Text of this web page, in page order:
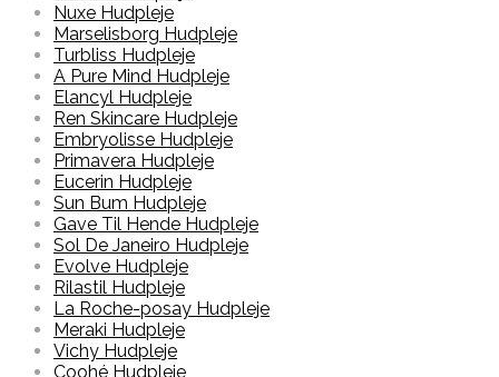
Nuxe Hudpleje
Marselisborg Hudpleje
Turbliss Hudpleje
A Pure Mind Hudpleje
Elancyl Hudpleje
Ren Skincare Hudpleje
Embryolisse Hudpleje
Primavera Hudpleje
Eucerin Hudpleje
Sun Bum Hudpleje
Gave Til Hende Hudpleje
Sol De Janeiro Hudpleje
Evolve Hudpleje
Rilastil Hudpleje
La Roche-posay Hudpleje
Meraki Hudpleje
Vichy Hudpleje
Coohé Hudpleje